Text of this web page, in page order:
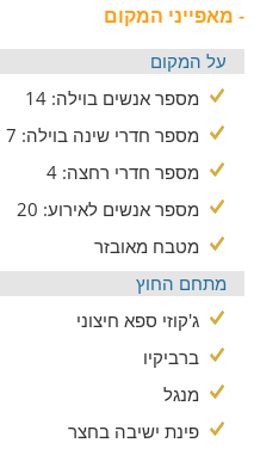
מתחם החוץ
במתחם החוץ המרהיב
ג׳קוזי זרמים מפנק, גריל גז,
​פינות ישיבה, מדשאה גדולה,
המאפשרים ירידה ישירות ליער.
אפשר להזמין
ניתן להזמין ארוחות עשירות,
והרצאות בתיאום מראש
- מאפייני המקום
על המקום
מספר אנשים בוילה: 14
מספר חדרי שינה בוילה: 7
מספר חדרי רחצה: 4
מספר אנשים לאירוע: 20
מטבח מאובזר
מתחם החוץ
ג'קוזי ספא חיצוני
ברביקיו
מנגל
פינת ישיבה בחצר